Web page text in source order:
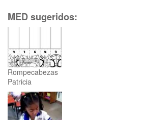
MED sugeridos:
Rompecabezas
Patricia